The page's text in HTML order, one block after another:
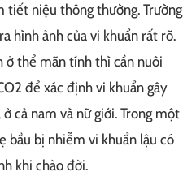
tiết niệu thông thường. Trường
hình ảnh của vi khuẩn rất rõ.
ở thể mãn tính thì cần nuôi
để xác định vi khuẩn gây
cả nam và nữ giới. Trong một
bầu bị nhiễm vi khuẩn lậu có
khi chào đời.